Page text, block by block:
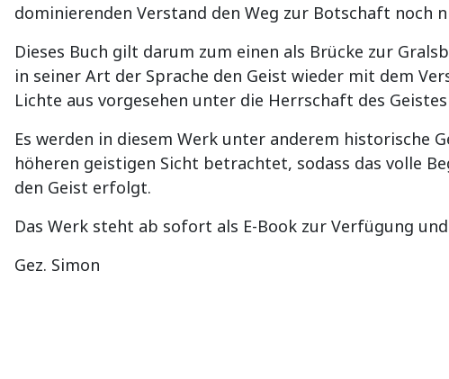
dominierenden Verstand den Weg zur Botschaft noch
Dieses Buch gilt darum zum einen als Brücke zur
in seiner Art der Sprache den Geist wieder mit dem
Lichte aus vorgesehen unter die Herrschaft des
Es werden in diesem Werk unter anderem historische
höheren geistigen Sicht betrachtet, sodass das volle
den Geist erfolgt.
Das Werk steht ab sofort als E-Book zur Verfügung
Gez. Simon